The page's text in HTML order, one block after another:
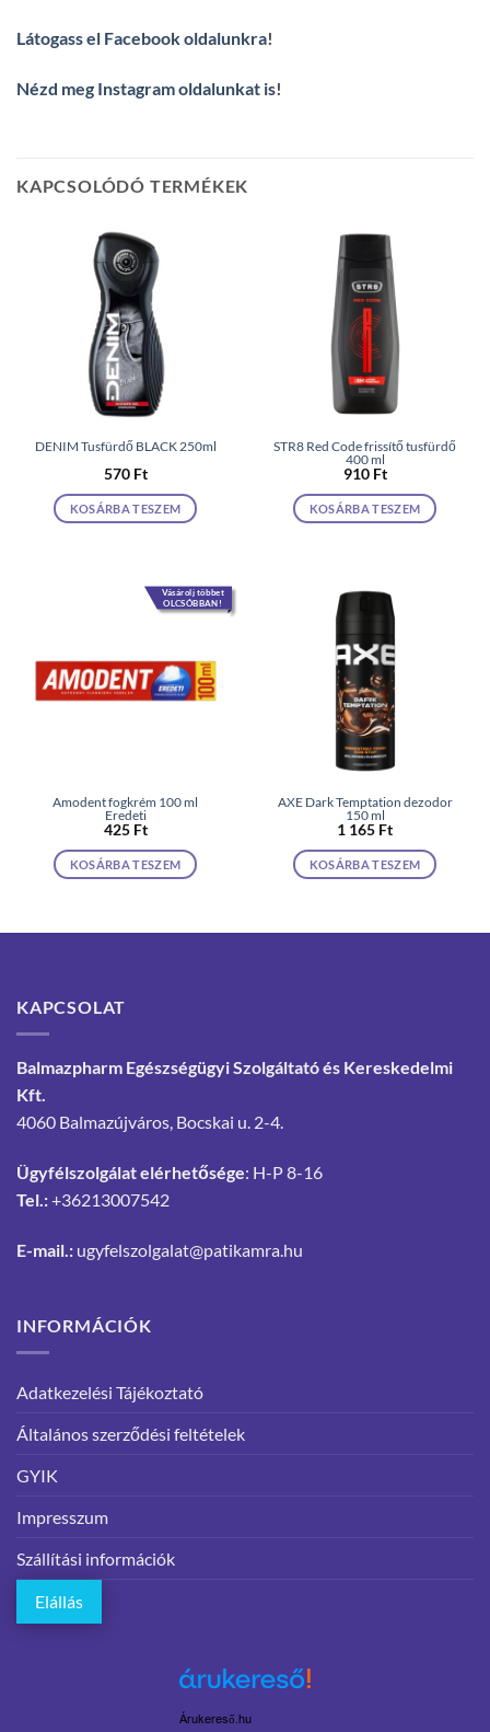
Látogass el Facebook oldalunkra!
Nézd meg Instagram oldalunkat is!
KAPCSOLÓDÓ TERMÉKEK
DENIM Tusfürdő BLACK 250ml
570 Ft
KOSÁRBA TESZEM
STR8 Red Code frissítő tusfürdő
400 ml
910 Ft
KOSÁRBA TESZEM
Vásárolj többet
OLCSÓBBAN!
Amodent fogkrém 100 ml
Eredeti
425 Ft
KOSÁRBA TESZEM
AXE Dark Temptation dezodor
150 ml
1 165 Ft
KOSÁRBA TESZEM
KAPCSOLAT
Balmazpharm Egészségügyi Szolgáltató és Kereskedelmi
Kft.
4060 Balmazújváros, Bocskai u. 2-4.
Ügyfélszolgálat elérhetősége: H-P 8-16
Tel.:+36213007542
E-mail.: ugyfelszolgalat@patikamra.hu
INFORMÁCIÓK
Adatkezelési Tájékoztató
Általános szerződési feltételek
GYIK
Impresszum
Szállítási információk
Elállás
Árukereső.hu